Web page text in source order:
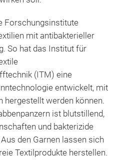
Forschungsinstitute
mit antibakterieller
So hat das Institut für
(ITM) eine
entwickelt, mit
hergestellt werden können.
ist blutstillend,
und bakterizide
den Garnen lassen sich
Textilprodukte herstellen.